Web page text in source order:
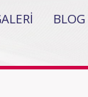
BLOG